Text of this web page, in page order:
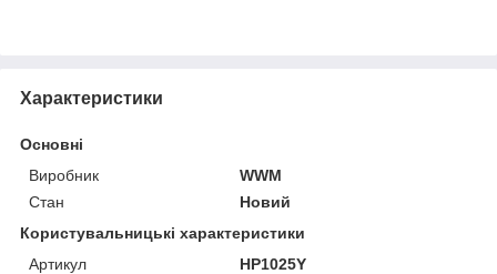
Характеристики
Основні
Виробник
WWM
Стан
Новий
Користувальницькі характеристики
Артикул
HP1025Y